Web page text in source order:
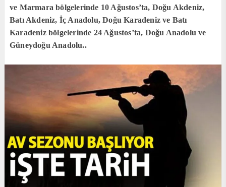
ve Marmara bölgelerinde 10 Ağustos’ta, Doğu Akdeniz,
Batı Akdeniz, İç Anadolu, Doğu Karadeniz ve Batı
Karadeniz bölgelerinde 24 Ağustos’ta, Doğu Anadolu ve
Güneydoğu Anadolu..